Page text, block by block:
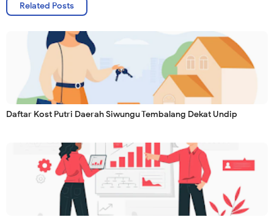
Related Posts
Daftar Kost Putri Daerah Siwungu Tembalang Dekat Undip